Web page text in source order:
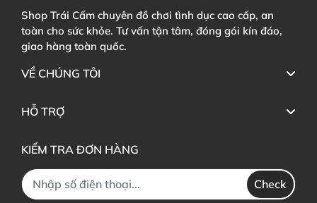
Shop Trái Cấm chuyên đồ chơi tình dục cao cấp, an
toàn cho sức khỏe. Tư vấn tận tâm, đóng gói kín đáo,
giao hàng toàn quốc.
VỀ CHÚNG TÔI
HỖ TRỢ
KIỂM TRA ĐƠN HÀNG
Check